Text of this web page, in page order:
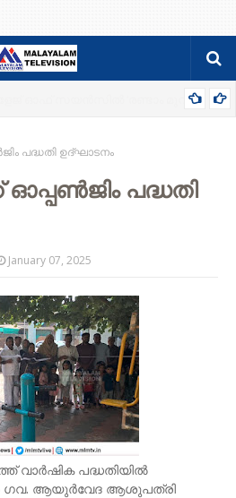
പദ്ധതി ഉദ്ഘാടനം
പദ്ധതി
January 07, 2025
വാർഷിക പദ്ധതിയിൽ
ഗവ. ആയുർവേദ ആശുപത്രി